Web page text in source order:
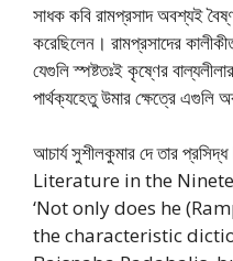
সাধক কবি রামপ্রসাদ অবশ্যই
করেছিলেন। রামপ্রসাদের
যেগুলি স্পষ্টতঃই কৃষ্ণের
পার্থক্যহেতু উমার ক্ষেত্রে এগুলি
আচার্য সুশীলকুমার দে তার
Literature in the
‘Not only does he
the characteristic